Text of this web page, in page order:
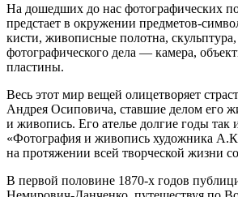
На дошедших до нас фотографических
предстает в окружении предметов-
кисти, живописные полотна,
фотографического дела — камера,
пластины.
Весь этот мир вещей олицетворяет
Андрея Осиповича, ставшие делом его
и живопись. Его ателье долгие годы
«Фотография и живопись художника
на протяжении всей творческой жизни
В первой половине 1870-х годов